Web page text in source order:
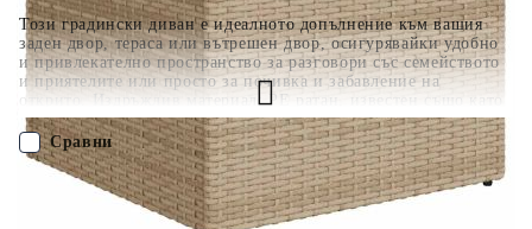
Този градински диван е идеалното допълнение към вашия
заден двор, тераса или вътрешен двор, осигурявайки удобно
и привлекателно пространство за разговори със семейството
и приятелите или просто за почивка и забавление на
открито. Издръжлив материал: PE ратан, известен също като
полиратан, е здрав синтетичен материал с малко необходима
поддръжка, който прилича на естествен ратан. Той е лек,
лесен за почистване и често се използва за външни мебели
поради своята издръжливост и устойчивост на атмосферни
влияния.Функция за съхранение с водоустойчива чанта:
Градинската мебел разполага с място за съхранение под
ПОРЪЧАЙ БЕЗ РЕГИСТРАЦИЯ
Сравни